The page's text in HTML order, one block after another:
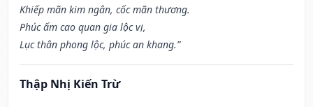
Khiếp mãn kim ngân, cốc mãn thương.
Phúc ấm cao quan gia lộc vị,
Lục thân phong lộc, phúc an khang.”
Thập Nhị Kiến Trừ